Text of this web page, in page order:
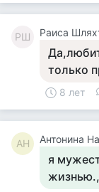
РШ Раиса
только
8 лет
АН Антонина
я